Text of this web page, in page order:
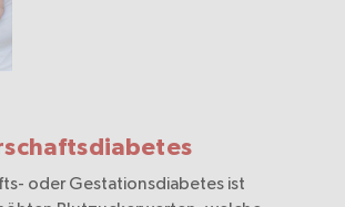
oder Gestationsdiabetes ist